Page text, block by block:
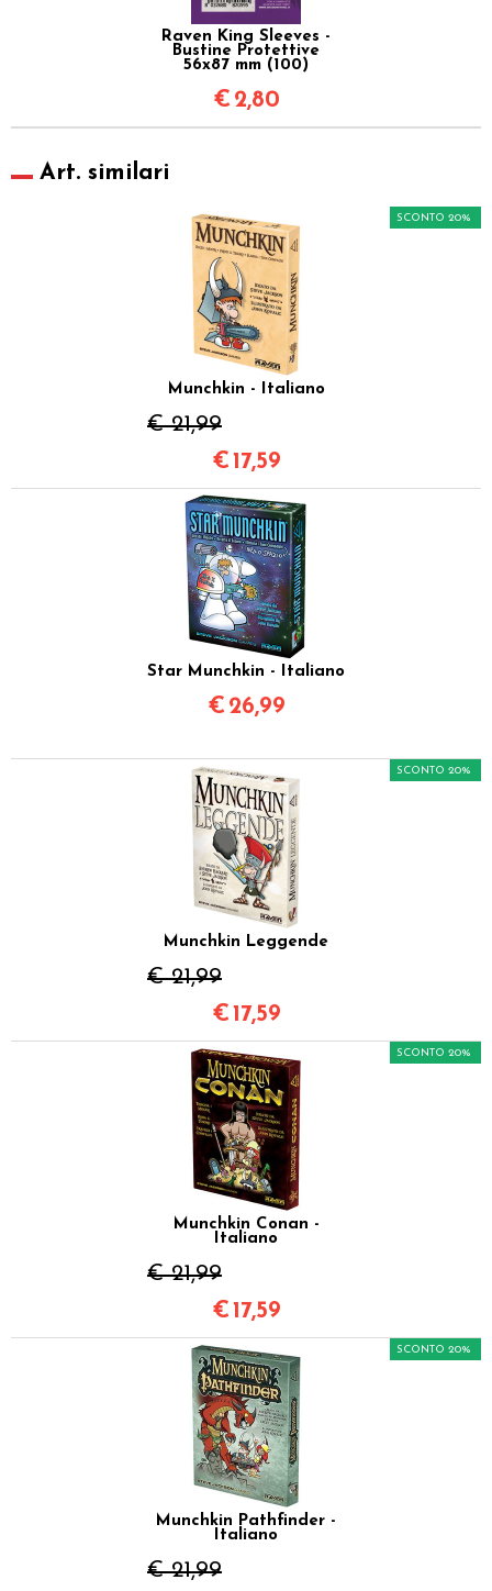
Raven King Sleeves -
Bustine Protettive
56x87 mm (100)
€ 2,80
Art. similari
Munchkin - Italiano
€ 21,99
SCONTO 20%
€ 17,59
Star Munchkin - Italiano
€ 26,99
Munchkin Leggende
€ 21,99
SCONTO 20%
€ 17,59
Munchkin Conan -
Italiano
€ 21,99
SCONTO 20%
€ 17,59
Munchkin Pathfinder -
Italiano
€ 21,99
SCONTO 20%